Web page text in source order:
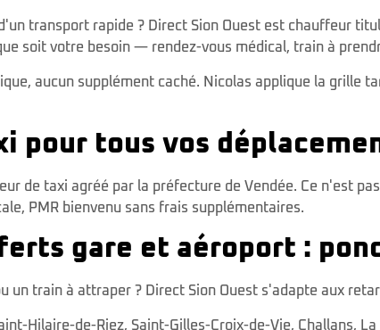
transport rapide ? Direct Sion Ouest est chauffeur
soit votre besoin — rendez-vous médical, train à
aucun supplément caché. Nicolas applique la
pour tous vos
de taxi agréé par la préfecture de Vendée. Ce n'est
PMR bienvenu sans frais supplémentaires.
gare et aéroport :
un train à attraper ? Direct Sion Ouest s'adapte aux
Hilaire-de-Riez, Saint-Gilles-Croix-de-Vie, Challans,